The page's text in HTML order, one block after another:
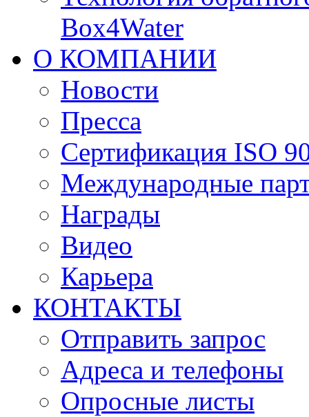
Box4Water
О КОМПАНИИ
Новости
Пресса
Сертификация ISO
Международные
Награды
Видео
Карьера
КОНТАКТЫ
Отправить запрос
Адреса и телефоны
Опросные листы